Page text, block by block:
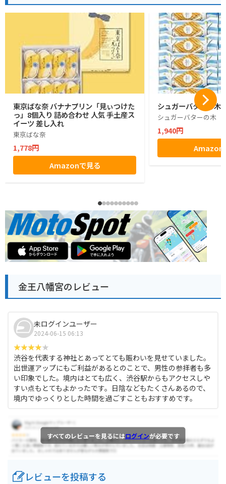
東京ばな奈 バナナプリン「見ぃつけた
っ」8個入り 詰め合わせ 人気 手土産ス
イーツ 差し入れ
東京ばな奈
1,778円
Amazonで見る
シュガーバターの木
シュガーバターの木
1,940円
Amazon
金王八幡宮のレビュー
未ログインユーザー
2024-06-15 06:13
渋谷を代表する神社とあってとても賑わいを見せていました。
出世運アップにもご利益があるとのことで、男性の参拝者も多
い印象でした。境内はとても広く、渋谷駅からもアクセスしや
すい点もとてもよかったです。日陰などもたくさんあるので、
境内でゆっくりとした時間を過ごすこともおすすめです。
すべてのレビューを見るにはログインが必要です
レビューを投稿する